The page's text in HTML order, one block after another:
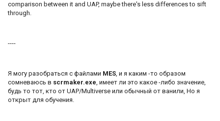
comparison between it and UAP, maybe there's less differences to sift
through.
----
Я могу разобраться с файлами MES, и я каким -то образом
сомневаюсь в scrmaker.exe, имеет ли это какое -либо значение,
будь то тот, кто от UAP/Multiverse или обычный от ванили, Но я
открыт для обучения.